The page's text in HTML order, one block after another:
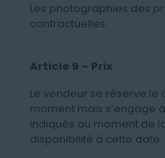
Les photographies des
contractuelles.
Article 9 – Prix
Le vendeur se réserve le
moment mais s’engage
indiqués au moment de
disponibilité à cette date.